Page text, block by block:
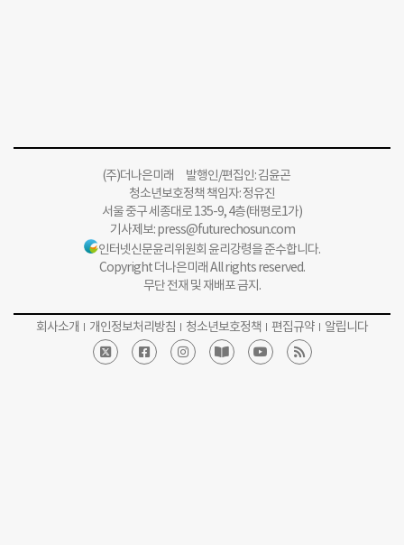
(주)더나은미래 발행인/편집인: 김윤곤
청소년보호정책 책임자: 정유진
서울 중구 세종대로 135-9, 4층(태평로1가)
기사제보:press@futurechosun.com
인터넷신문윤리위원회 윤리강령을 준수합니다.
Copyright 더나은미래 All rights reserved.
무단 전재 및 재배포 금지.
회사소개 개인정보처리방침 청소년보호정책 편집규약 알립니다